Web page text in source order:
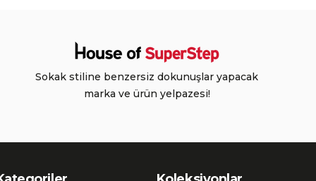
Sokak stiline benzersiz dokunuşlar yapacak
marka ve ürün yelpazesi!